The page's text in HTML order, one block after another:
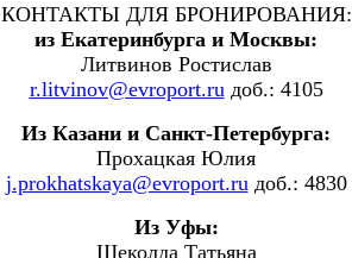
КОНТАКТЫ ДЛЯ БРОНИРОВАНИЯ:
из Екатеринбурга и Москвы:
Литвинов Ростислав
r.litvinov@evroport.ru доб.: 4105
Из Казани и Санкт-Петербурга:
Прохацкая Юлия
j.prokhatskaya@evroport.ru доб.: 4830
Из Уфы:
Щеколда Татьяна